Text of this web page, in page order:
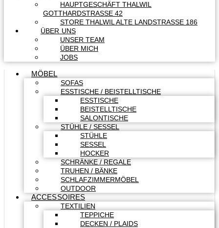
HAUPTGESCHÄFT THALWIL
GOTTHARDSTRASSE 42
STORE THALWIL ALTE LANDSTRASSE 186
ÜBER UNS
UNSER TEAM
ÜBER MICH
JOBS
MÖBEL
SOFAS
ESSTISCHE / BEISTELLTISCHE
ESSTISCHE
BEISTELLTISCHE
SALONTISCHE
STÜHLE / SESSEL
STÜHLE
SESSEL
HOCKER
SCHRÄNKE / REGALE
TRUHEN / BÄNKE
SCHLAFZIMMERMÖBEL
OUTDOOR
ACCESSOIRES
TEXTILIEN
TEPPICHE
DECKEN / PLAIDS